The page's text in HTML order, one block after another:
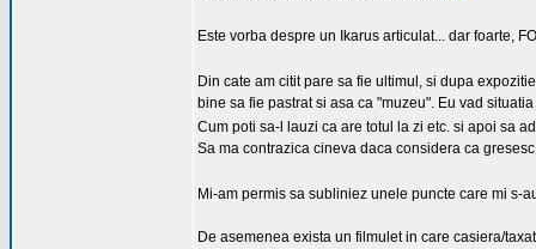
Este vorba despre un Ikarus articulat... dar foarte,
Din cate am citit pare sa fie ultimul, si dupa
bine sa fie pastrat si asa ca "muzeu". Eu vad
Cum poti sa-l lauzi ca are totul la zi etc. si apoi sa
Sa ma contrazica cineva daca considera ca
Mi-am permis sa subliniez unele puncte care mi s-
De asemenea exista un filmulet in care casiera/